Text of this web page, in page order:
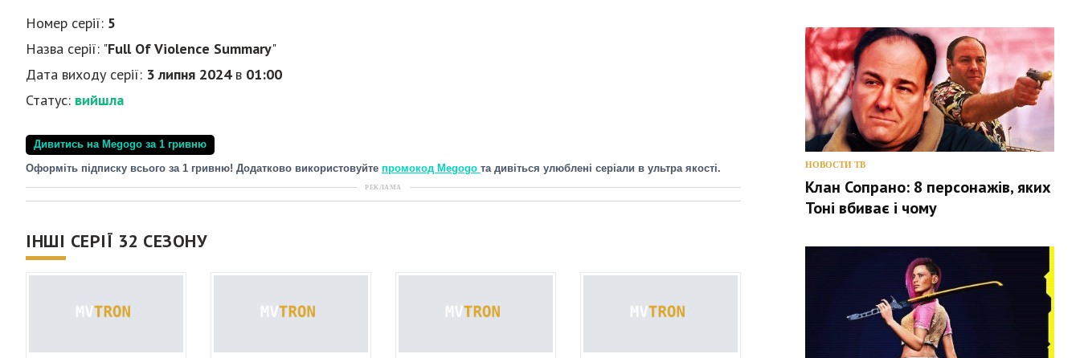
Номер серії: 5
Назва серії: "Full Of Violence Summary"
Дата виходу серії: 3 липня 2024в 01:00
Статус: вийшла
Дивитись на Megogo за 1 гривню
Оформіть підписку всього за 1 гривню! Додатково використовуйте промокод Megogo та дивіться улюблені серіали в ультра якості.
РЕКЛАМА
ІНШІ СЕРІЇ 32 СЕЗОНУ
НОВОСТИ ТВ
Клан Сопрано: 8 персонажів, яких
Тоні вбиває і чому